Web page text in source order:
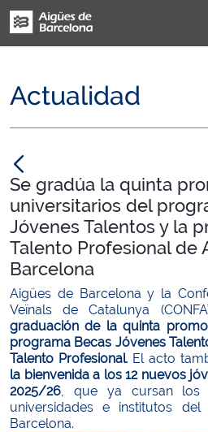
Actualidad
Se gradúa la quinta
universitarios del
Jóvenes Talentos y la
Talento Profesional de
Barcelona
Aigües de Barcelona y la
Veïnals de Catalunya
graduación de la quinta
programa Becas Jóvenes
Talento Profesional. El acto
la bienvenida a los 12 nuevos
2025/26, que ya cursan los
universidades e institutos
Barcelona.